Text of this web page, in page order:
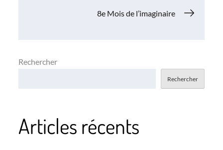
8e Mois de l’imaginaire
Rechercher
Rechercher
Articles récents